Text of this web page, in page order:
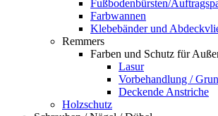
Fußbodenbürsten/
Farbwannen
Klebebänder und
Remmers
Farben und Schutz für
Lasur
Vorbehandlung /
Deckende Anstriche
Holzschutz